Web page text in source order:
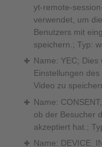
yt-remote-
verwendet, um
Benutzers mit
speichern.; Typ:
Name: YEC;
Einstellungen
Video zu
Name:
ob der Besucher
akzeptiert hat.;
Name: